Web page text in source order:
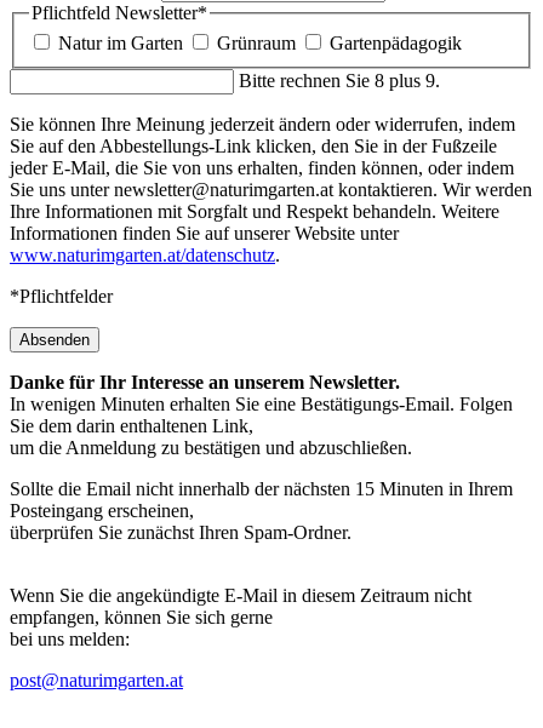
Pflichtfeld Newsletter*
Natur im Garten
Grünraum
Gartenpädagogik
Bitte rechnen Sie 8 plus 9.
Sie können Ihre Meinung jederzeit ändern oder widerrufen, indem
Sie auf den Abbestellungs-Link klicken, den Sie in der Fußzeile
jeder E-Mail, die Sie von uns erhalten, finden können, oder indem
Sie uns unter newsletter@naturimgarten.at kontaktieren. Wir werden
Ihre Informationen mit Sorgfalt und Respekt behandeln. Weitere
Informationen finden Sie auf unserer Website unter
www.naturimgarten.at/datenschutz.
*Pflichtfelder
Absenden
Danke für Ihr Interesse an unserem Newsletter.
In wenigen Minuten erhalten Sie eine Bestätigungs-Email. Folgen
Sie dem darin enthaltenen Link,
um die Anmeldung zu bestätigen und abzuschließen.
Sollte die Email nicht innerhalb der nächsten 15 Minuten in Ihrem
Posteingang erscheinen,
überprüfen Sie zunächst Ihren Spam-Ordner.
Wenn Sie die angekündigte E-Mail in diesem Zeitraum nicht
empfangen, können Sie sich gerne
bei uns melden:
post@naturimgarten.at